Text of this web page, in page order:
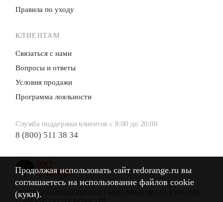
Правила по уходу
КЛИЕНТАМ
Связаться с нами
Вопросы и ответы
Условия продажи
Программа лояльности
Служба поддержки клиентов с 8:00 до 20:00
8 (800) 511 38 34
АВТОРИЗОВАННЫЙ ИНТЕРНЕТ-МАГАЗИН MARELLA В РОССИИ
Продолжая использовать сайт redorange.ru вы
соглашаетесь на использование файлов cookie
(куки).
Продолжая использовать сайт redorange.ru вы
соглашаетесь на использование файлов cookie
(куки).